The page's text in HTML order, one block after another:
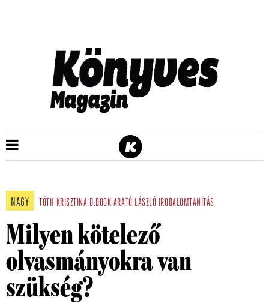
NAGY TÓTH KRISZTINA D:BOOK ARATÓ LÁSZLÓ IRODALOMTANÍTÁS
Milyen kötelező
olvasmányokra van
szükség?